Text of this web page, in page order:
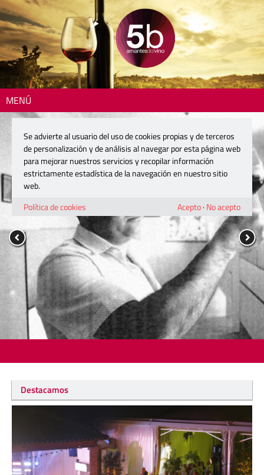
MENÚ
Destacamos
Se advierte al usuario del uso de cookies propias y de terceros
de personalización y de análisis al navegar por esta página web
para mejorar nuestros servicios y recopilar información
estrictamente estadística de la navegación en nuestro sitio
web.
Política de cookies
Acepto· No acepto